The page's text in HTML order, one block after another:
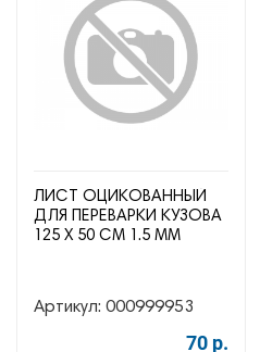
ЛИСТ ОЦИКОВАННЫЙ
ДЛЯ ПЕРЕВАРКИ КУЗОВА
125 Х 50 СМ 1.5 ММ
Артикул: 000999953
70 р.